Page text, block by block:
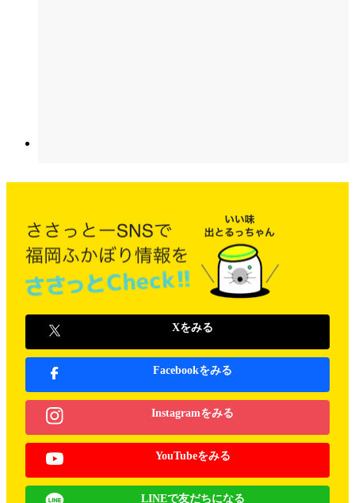
Xをみる
Facebookをみる
Instagramをみる
YouTubeをみる
LINEで友だちになる